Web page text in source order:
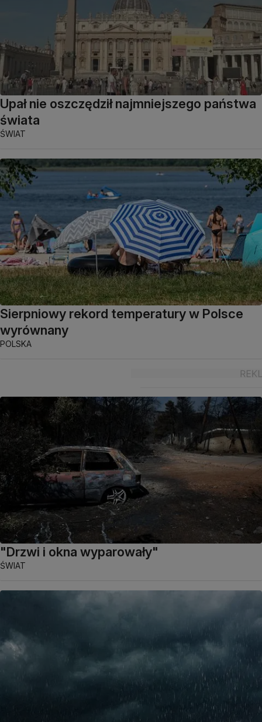
Upał nie oszczędził najmniejszego państwa
świata
ŚWIAT
Sierpniowy rekord temperatury w Polsce
wyrównany
POLSKA
"Drzwi i okna wyparowały"
ŚWIAT